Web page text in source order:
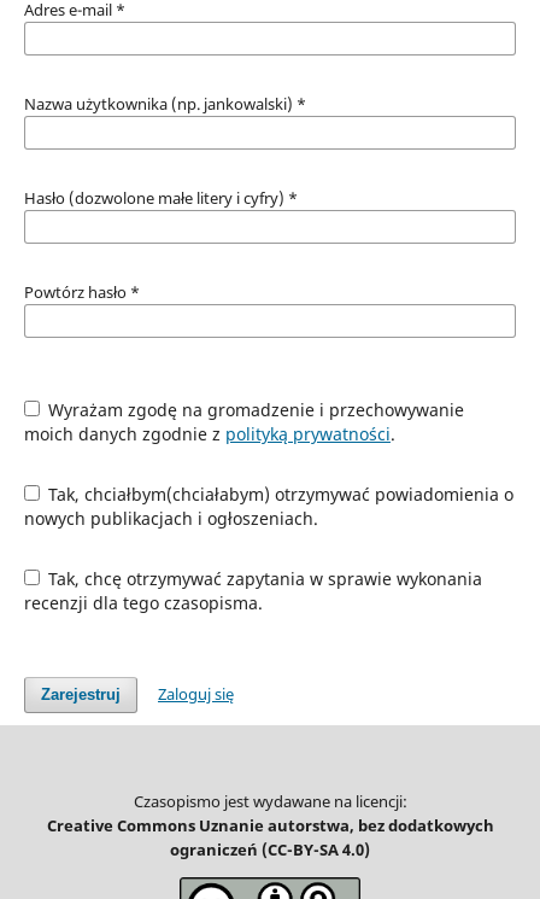
Adres e-mail *
Nazwa użytkownika (np. jankowalski) *
Hasło (dozwolone małe litery i cyfry) *
Powtórz hasło *
Wyrażam zgodę na gromadzenie i przechowywanie
moich danych zgodnie z polityką prywatności.
Tak, chciałbym(chciałabym) otrzymywać powiadomienia o
nowych publikacjach i ogłoszeniach.
Tak, chcę otrzymywać zapytania w sprawie wykonania
recenzji dla tego czasopisma.
Zarejestruj Zaloguj się
Czasopismo jest wydawane na licencji:
Creative Commons Uznanie autorstwa, bez dodatkowych
ograniczeń (CC-BY-SA 4.0)